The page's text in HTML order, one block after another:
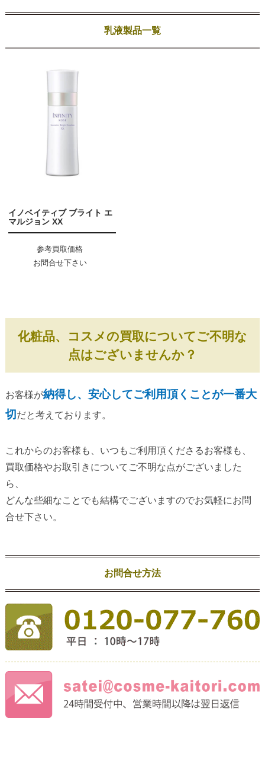
乳液製品一覧
イノベイティブ ブライト エ
マルジョン XX
参考買取価格
お問合せ下さい
化粧品、コスメの買取についてご不明な
点はございませんか？
お客様が納得し、安心してご利用頂くことが一番大
切 だと考えております。
これからのお客様も、いつもご利用頂くださるお客様も、
買取価格やお取引きについてご不明な点がございました
ら、
どんな些細なことでも結構でございますのでお気軽にお問
合せ下さい。
お問合せ方法